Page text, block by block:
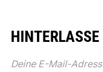
Deine E-Mail-